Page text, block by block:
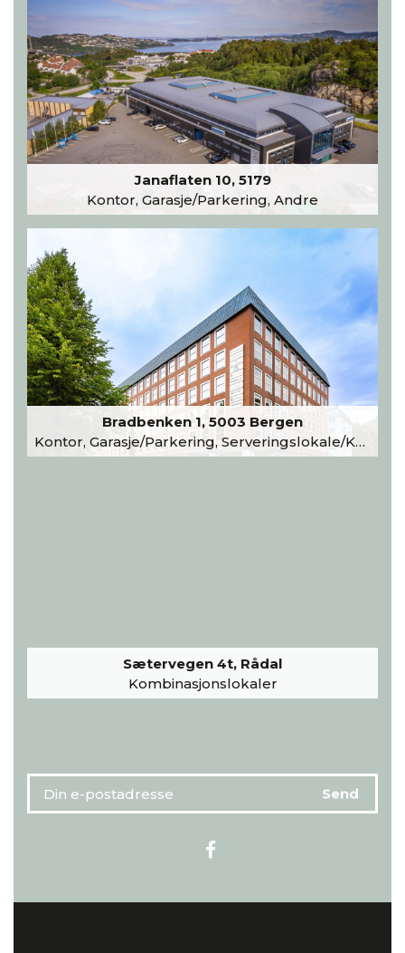
Janaflaten 10, 5179
Kontor, Garasje/Parkering, Andre
Bradbenken 1, 5003 Bergen
Kontor, Garasje/Parkering, Serveringslokale/Kantine, Undervisning/Arrangement
Sætervegen 4t, Rådal
Kombinasjonslokaler